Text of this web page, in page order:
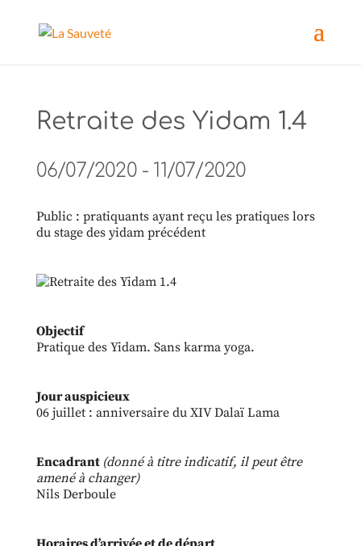
Retraite des Yidam 1.4
06/07/2020 - 11/07/2020
Public : pratiquants ayant reçu les pratiques lors
du stage des yidam précédent
Objectif
Pratique des Yidam. Sans karma yoga.
Jour auspicieux
06 juillet : anniversaire du XIV Dalaï Lama
Encadrant (donné à titre indicatif, il peut être
amené à changer)
Nils Derboule